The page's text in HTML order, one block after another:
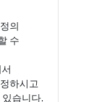
의
수
하시고
습니다.